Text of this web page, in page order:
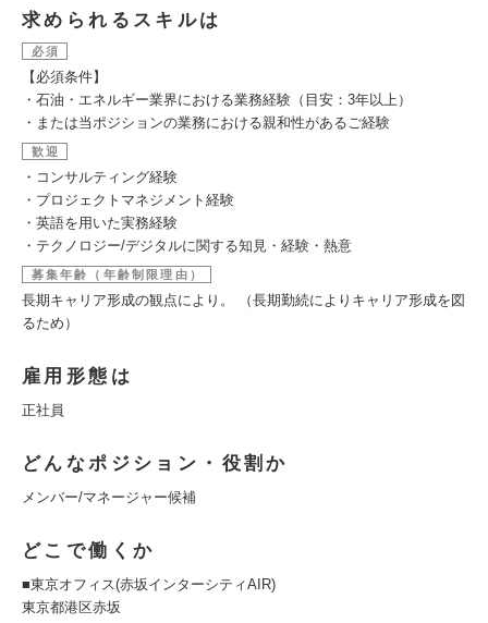
求められるスキルは
必須
【必須条件】
・石油・エネルギー業界における業務経験（目安：3年以上）
・または当ポジションの業務における親和性があるご経験
歓迎
・コンサルティング経験
・プロジェクトマネジメント経験
・英語を用いた実務経験
・テクノロジー/デジタルに関する知見・経験・熱意
募集年齢（年齢制限理由）
長期キャリア形成の観点により。 （長期勤続によりキャリア形成を図
るため）
雇用形態は
正社員
どんなポジション・役割か
メンバー/マネージャー候補
どこで働くか
■東京オフィス(赤坂インターシティAIR)
東京都港区赤坂